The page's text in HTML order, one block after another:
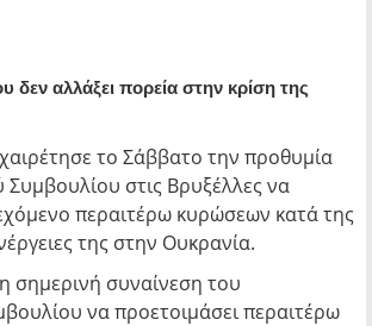
δεν αλλάξει πορεία στην κρίση της
το Σάββατο την προθυμία
στις Βρυξέλλες να
περαιτέρω κυρώσεων κατά της
της στην Ουκρανία.
σημερινή συναίνεση του
να προετοιμάσει περαιτέρω